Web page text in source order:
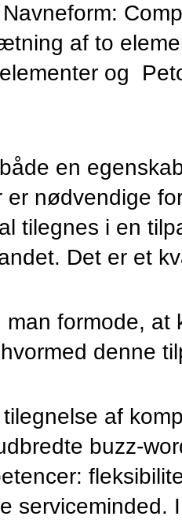
af to
og 
en
er nødvendige
tilegnes i en
Det er et
man formode, at
denne
af
buzz-